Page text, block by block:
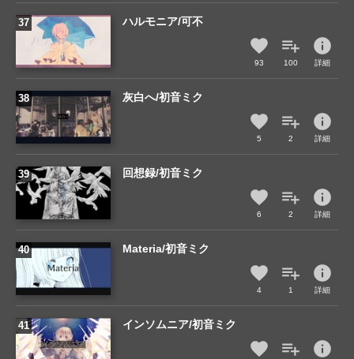
ハルモニア/可不
93 100
info
詳細
灰白へ/初音ミク
5 2
info
詳細
回想録/初音ミク
6 2
info
詳細
Materia/初音ミク
4 1
info
詳細
インソムニア/初音ミク
info